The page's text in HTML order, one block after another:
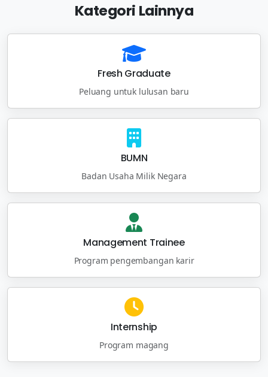
Kategori Lainnya
Fresh Graduate
Peluang untuk lulusan baru
BUMN
Badan Usaha Milik Negara
Management Trainee
Program pengembangan karir
Internship
Program magang